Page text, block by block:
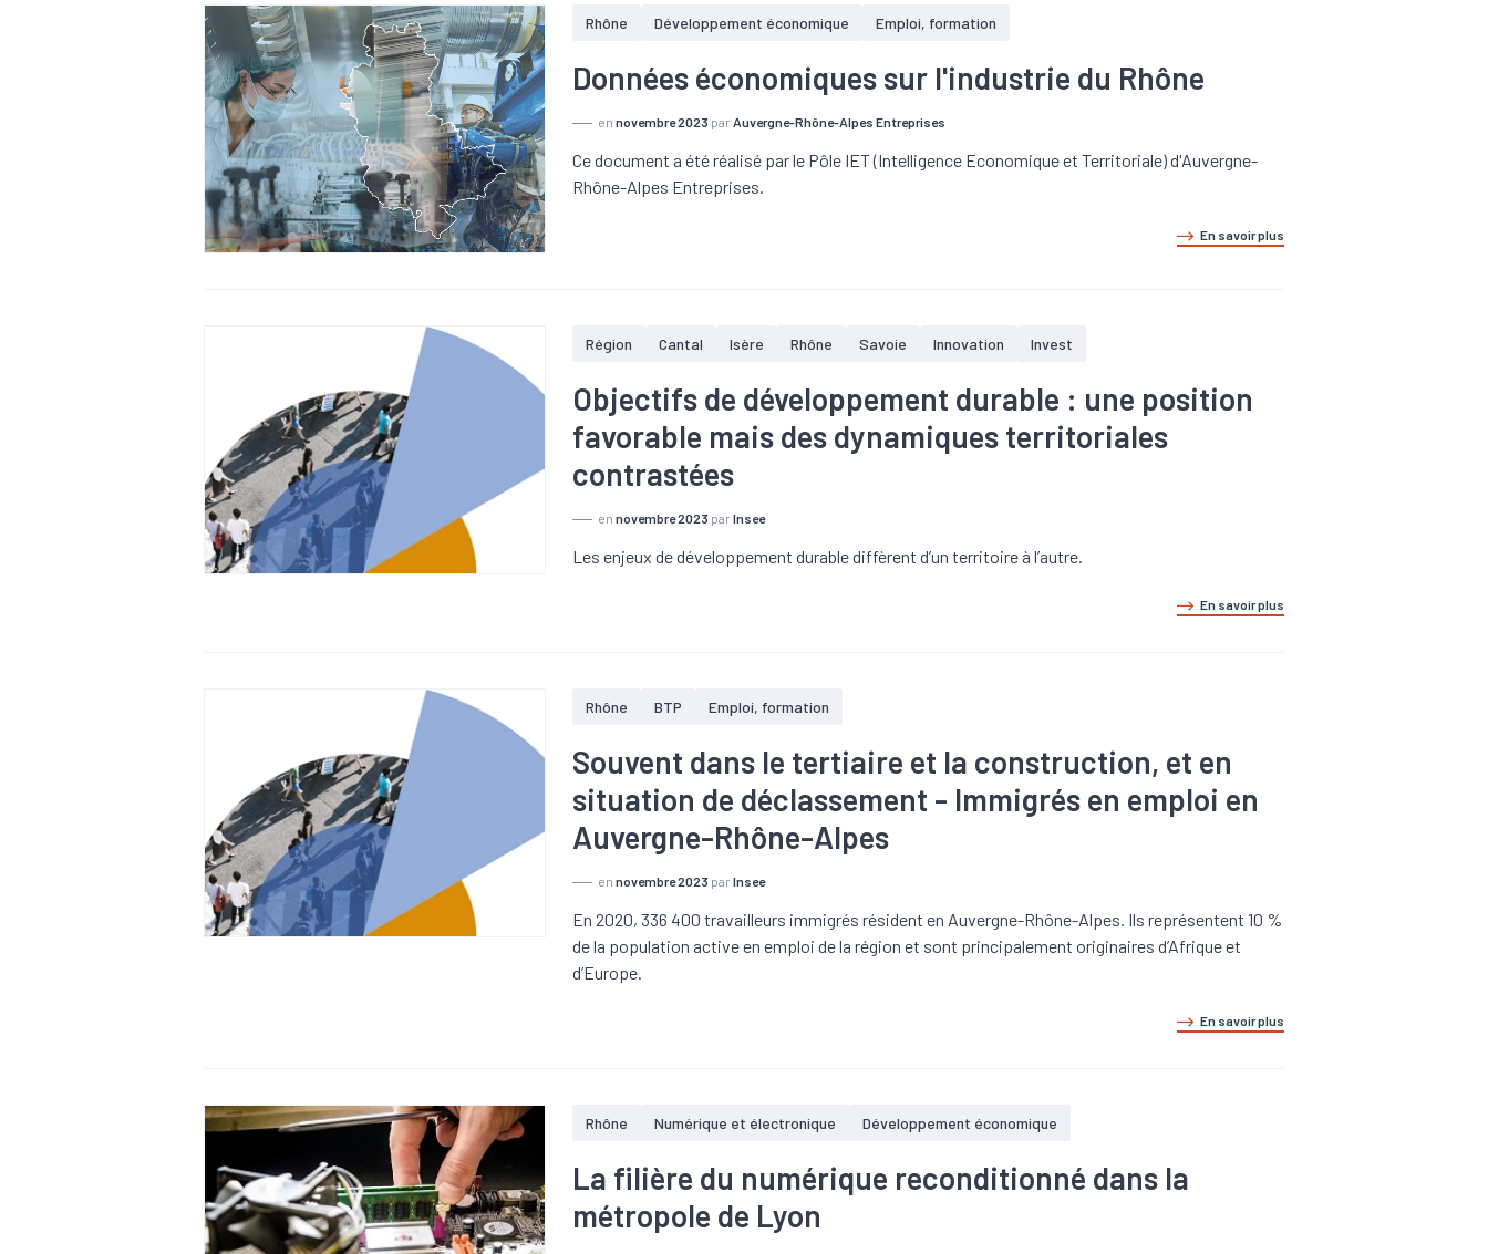
Rhône Développement économique Emploi, formation
Données économiques sur l'industrie du Rhône
ennovembre 2023 parAuvergne-Rhône-Alpes Entreprises
Ce document a été réalisé par le Pôle IET (Intelligence Economique et Territoriale) d'Auvergne-
Rhône-Alpes Entreprises.
En savoir plus
Région Cantal Isère Rhône Savoie Innovation Invest
Objectifs de développement durable : une position
favorable mais des dynamiques territoriales
contrastées
ennovembre 2023 parInsee
Les enjeux de développement durable diffèrent d’un territoire à l’autre.
En savoir plus
Rhône BTP Emploi, formation
Souvent dans le tertiaire et la construction, et en
situation de déclassement - Immigrés en emploi en
Auvergne-Rhône-Alpes
ennovembre 2023 parInsee
En 2020, 336 400 travailleurs immigrés résident en Auvergne-Rhône-Alpes. Ils représentent 10 %
de la population active en emploi de la région et sont principalement originaires d’Afrique et
d’Europe.
En savoir plus
Rhône Numérique et électronique Développement économique
La filière du numérique reconditionné dans la
métropole de Lyon